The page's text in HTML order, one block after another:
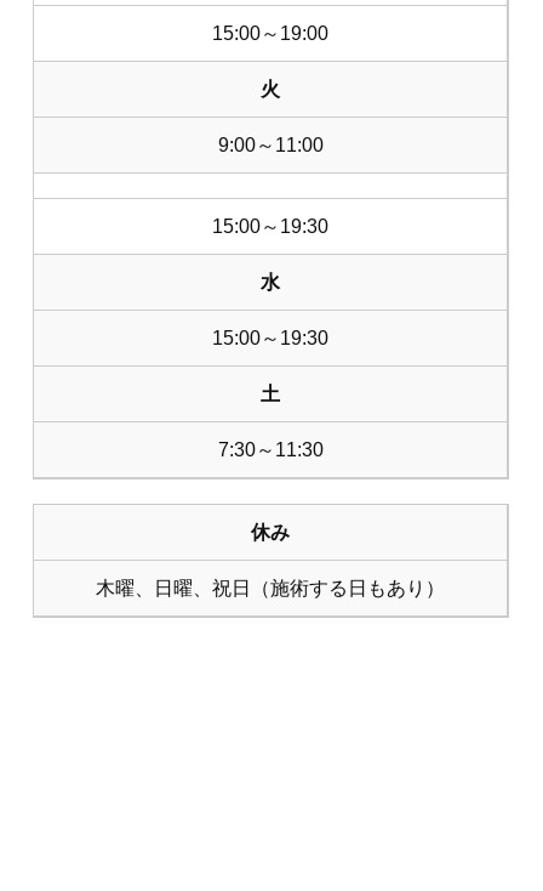
15:00～19:00
火
9:00～11:00
15:00～19:30
水
15:00～19:30
土
7:30～11:30
休み
木曜、日曜、祝日（施術する日もあり）